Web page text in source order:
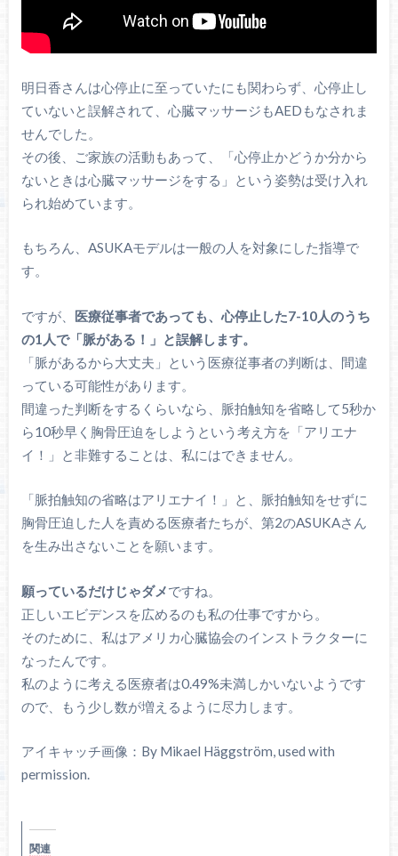
明日香さんは心停止に至っていたにも関わらず、心停止し
ていないと誤解されて、心臓マッサージもAEDもなされま
せんでした。
その後、ご家族の活動もあって、「心停止かどうか分から
ないときは心臓マッサージをする」という姿勢は受け入れ
られ始めています。
もちろん、ASUKAモデルは一般の人を対象にした指導で
す。
ですが、 医療従事者であっても、心停止した7-10人のうち
の1人で「脈がある！」と誤解します。
「脈があるから大丈夫」という医療従事者の判断は、間違
っている可能性があります。
間違った判断をするくらいなら、脈拍触知を省略して5秒か
ら10秒早く胸骨圧迫をしようという考え方を「アリエナ
イ！」と非難することは、私にはできません。
「脈拍触知の省略はアリエナイ！」と、脈拍触知をせずに
胸骨圧迫した人を責める医療者たちが、第2のASUKAさん
を生み出さないことを願います。
願っているだけじゃダメですね。
正しいエビデンスを広めるのも私の仕事ですから。
そのために、私はアメリカ心臓協会のインストラクターに
なったんです。
私のように考える医療者は0.49%未満しかいないようです
ので、もう少し数が増えるように尽力します。
アイキャッチ画像：By Mikael Häggström, used with
permission.
関連